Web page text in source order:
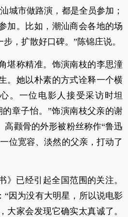
城市做路演，都是全员参加；
加。比如，潮汕商会各地的场
，扩散好口碑。”陈锦庄说。
堪称精准。饰演南枝的李思潼
。她以朴素的方式诠释一个横
。一位电影人接受采访时坦
章子怡。”饰演南枝父亲的谢
颧骨的外形被粉丝称作“鲁迅
位宽容、淡然的父亲，打动了
》已经引起全国范围的关注。
“因为没有大明星，所以说电影
大家会发现它确实太真诚了。